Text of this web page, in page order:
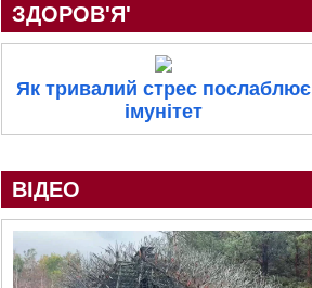
ЗДОРОВ'Я'
Як тривалий стрес послаблює
імунітет
ВІДЕО